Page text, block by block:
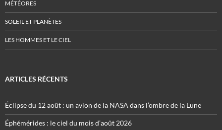
MÉTÉORES
SOLEIL ET PLANÈTES
LES HOMMES ET LE CIEL
ARTICLES RÉCENTS
Éclipse du 12 août : un avion de la NASA dans l’ombre de la Lune
Éphémérides : le ciel du mois d’août 2026